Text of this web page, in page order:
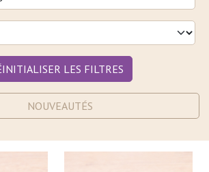
LES FILTRES
NOUVEAUTÉS